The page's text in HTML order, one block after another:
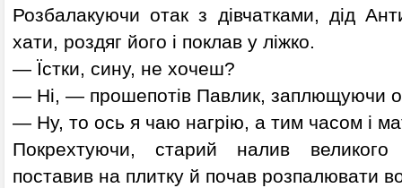
Розбалакуючи отак з дівчатками, дід
хати, роздяг його і поклав у ліжко.
— Їстки, сину, не хочеш?
— Ні, — прошепотів Павлик, заплющуючи
— Ну, то ось я чаю нагрію, а тим часом і
Покрехтуючи, старий налив
поставив на плитку й почав розпалювати